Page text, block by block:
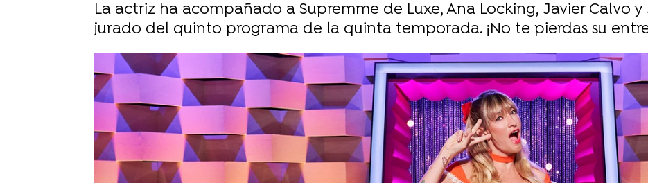
La actriz ha acompañado a Supremme de Luxe, Ana Locking, Javier Calvo y
jurado del quinto programa de la quinta temporada. ¡No te pierdas su